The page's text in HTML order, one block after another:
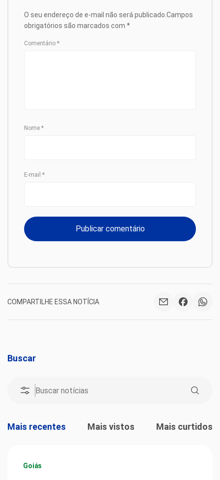
O seu endereço de e-mail não será publicado. Campos
obrigatórios são marcados com *
Comentário *
Nome *
E-mail *
COMPARTILHE ESSA NOTÍCIA
Buscar
Mais recentes Mais vistos Mais curtidos
Goiás